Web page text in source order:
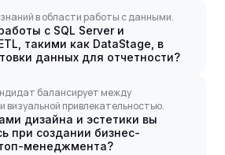
в области работы с данными.
с SQL Server и
такими как DataStage, в
данных для отчетности?
балансирует между
визуальной привлекательностью.
дизайна и эстетики вы
при создании бизнес-
менеджмента?